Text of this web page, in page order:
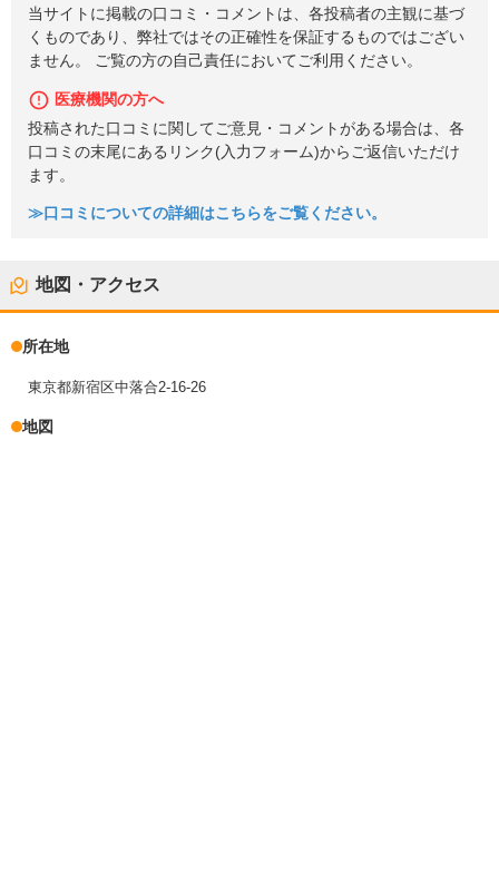
当サイトに掲載の口コミ・コメントは、各投稿者の主観に基づ
くものであり、弊社ではその正確性を保証するものではござい
ません。 ご覧の方の自己責任においてご利用ください。
医療機関の方へ
投稿された口コミに関してご意見・コメントがある場合は、各
口コミの末尾にあるリンク(入力フォーム)からご返信いただけ
ます。
≫口コミについての詳細はこちらをご覧ください。
地図・アクセス
所在地
東京都新宿区中落合2-16-26
地図